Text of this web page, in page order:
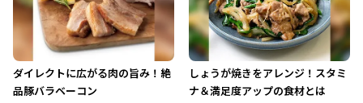
ダイレクトに広がる肉の旨み！絶
品豚バラベーコン
しょうが焼きをアレンジ！スタミ
ナ＆満足度アップの食材とは